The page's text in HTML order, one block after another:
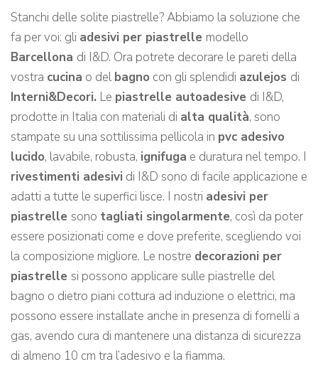
Stanchi delle solite piastrelle? Abbiamo la soluzione che
fa per voi: gli adesivi per piastrelle modello
Barcellona di I&D. Ora potrete decorare le pareti della
vostra cucina o delbagno con gli splendidi azulejos di
Interni&Decori. Le piastrelle autoadesive di I&D,
prodotte in Italia con materiali di alta qualità, sono
stampate su una sottilissima pellicola in pvc adesivo
lucido, lavabile, robusta, ignifuga e duratura nel tempo. I
rivestimenti adesivi di I&D sono di facile applicazione e
adatti a tutte le superfici lisce. I nostri adesivi per
piastrelle sono tagliati singolarmente, così da poter
essere posizionati come e dove preferite, scegliendo voi
la composizione migliore. Le nostre decorazioni per
piastrelle si possono applicare sulle piastrelle del
bagno o dietro piani cottura ad induzione o elettrici, ma
possono essere installate anche in presenza di fornelli a
gas, avendo cura di mantenere una distanza di sicurezza
di almeno 10 cm tra l’adesivo e la fiamma.